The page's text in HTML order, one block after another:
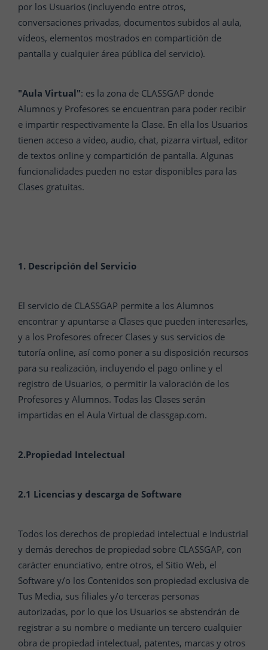
por los Usuarios (incluyendo entre otros,
conversaciones privadas, documentos subidos al aula,
vídeos, elementos mostrados en compartición de
pantalla y cualquier área pública del servicio).
"Aula Virtual": es la zona de CLASSGAP donde
Alumnos y Profesores se encuentran para poder recibir
e impartir respectivamente la Clase. En ella los Usuarios
tienen acceso a vídeo, audio, chat, pizarra virtual, editor
de textos online y compartición de pantalla. Algunas
funcionalidades pueden no estar disponibles para las
Clases gratuitas.
1. Descripción del Servicio
El servicio de CLASSGAP permite a los Alumnos
encontrar y apuntarse a Clases que pueden interesarles,
y a los Profesores ofrecer Clases y sus servicios de
tutoría online, así como poner a su disposición recursos
para su realización, incluyendo el pago online y el
registro de Usuarios, o permitir la valoración de los
Profesores y Alumnos. Todas las Clases serán
impartidas en el Aula Virtual de classgap.com.
2.Propiedad Intelectual
2.1 Licencias y descarga de Software
Todos los derechos de propiedad intelectual e Industrial
y demás derechos de propiedad sobre CLASSGAP, con
carácter enunciativo, entre otros, el Sitio Web, el
Software y/o los Contenidos son propiedad exclusiva de
Tus Media, sus filiales y/o terceras personas
autorizadas, por lo que los Usuarios se abstendrán de
registrar a su nombre o mediante un tercero cualquier
obra de propiedad intelectual, patentes, marcas y otros